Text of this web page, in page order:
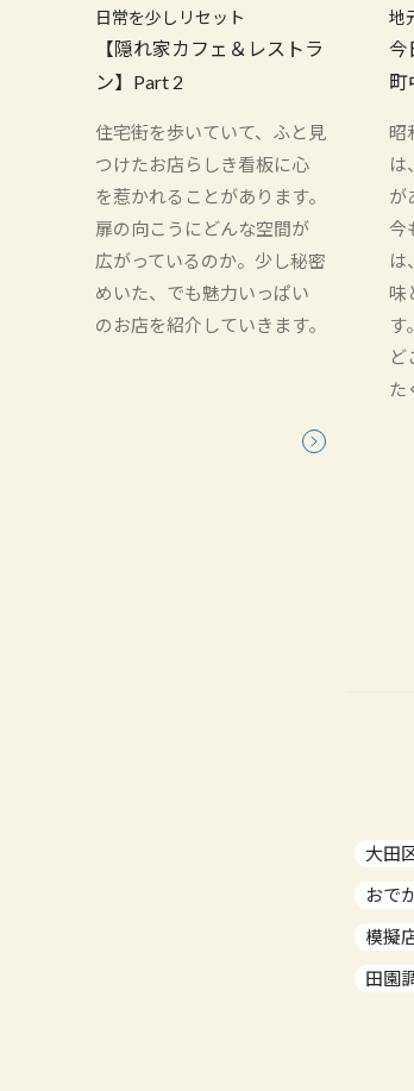
日常を少しリセット
【隠れ家カフェ＆レストラ
ン】Part 2
住宅街を歩いていて、ふと見
つけたお店らしき看板に心
を惹かれることがあります。
扉の向こうにどんな空間が
広がっているのか。少し秘密
めいた、でも魅力いっぱい
のお店を紹介していきます。
地
今
町
昭
は
が
今
は
味
す。
ど
た
大田
おで
模擬
田園